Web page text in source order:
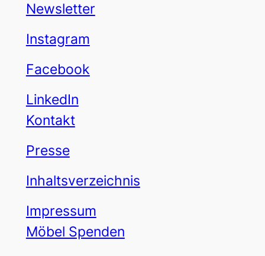
Newsletter
Instagram
Facebook
LinkedIn
Kontakt
Presse
Inhaltsverzeichnis
Impressum
Möbel Spenden